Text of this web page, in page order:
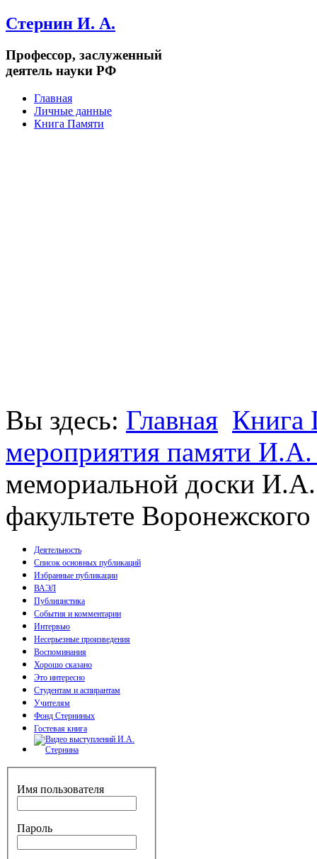
Стернин И. А.
Профессор, заслуженный
деятель науки РФ
Главная
Личные данные
Книга Памяти
Вы здесь: Главная Книга
мероприятия памяти
мемориальной доски
факультете
Деятельность
Список основных публикаций
Монографии
Брошюры
Статьи
Избранные публикации
ВАЭЛ
Публицистика
События и комментарии
Интервью
Несерьезные произведения
Воспоминания
Хорошо сказано
Это интересно
Студентам и аспирантам
Учителям
Фонд Стерниных
Гостевая книга
Имя пользователя
Пароль